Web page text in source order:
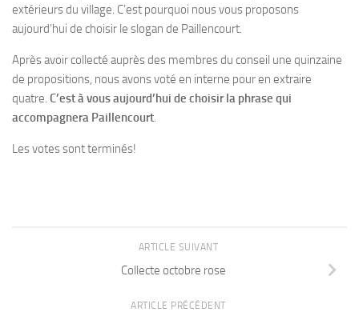
extérieurs du village. C’est pourquoi nous vous proposons
aujourd’hui de choisir le slogan de Paillencourt.
Après avoir collecté auprès des membres du conseil une quinzaine
de propositions, nous avons voté en interne pour en extraire
quatre. C’est à vous aujourd’hui de choisir la phrase qui
accompagnera Paillencourt.
Les votes sont terminés!
ARTICLE SUIVANT
Collecte octobre rose
ARTICLE PRÉCÉDENT